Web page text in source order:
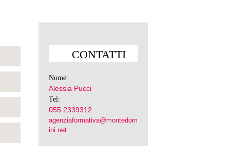
CONTATTI
Nome:
Alessia Pucci
Tel:
055 2339312
agenziaformativa@montedom
ini.net